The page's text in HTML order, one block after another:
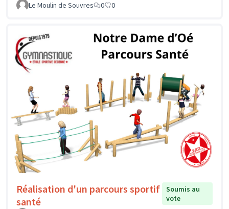
Le Moulin de Souvres 0 0
Réalisation d'un parcours sportif
santé
Soumis au
vote